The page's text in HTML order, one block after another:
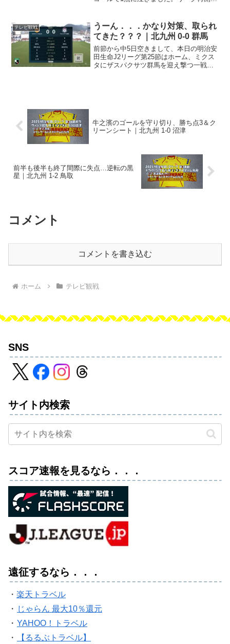
ぶりの第23節となりました。今節はホー
ム、ミクニワールド...
テレビ観戦
うーん．．．かなり対策、取られ
てきた？？？｜北九州 0-0 群馬
前節から中5日空きまして、本日の明治安
田生命J2リーグ第25節はホーム、ミクス
タにザスパクサツ群馬を迎え撃つ一戦。
牛之濱のゴールを守り切り、勝ち点3＆ク
リーンシート｜北九州 1-0 沼津
前半も後半も終了間際に失点…逆転の黒
星｜北九州 1-2 鳥取
コメント
コメントを書き込む
ホーム テレビ観戦
SNS
サイト内検索
スコア速報を見るなら．．．
遠征するなら．．．
・ 楽天トラベル
・ じゃらん 最大10％還元
・ YAHOO！トラベル
・
【るるぶトラベル】